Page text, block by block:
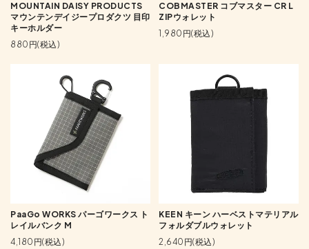
MOUNTAIN DAISY PRODUCTS
マウンテンデイジープロダクツ 目印
キーホルダー
880円(税込)
COBMASTER コブマスター CR L
ZIPウォレット
1,980円(税込)
PaaGo WORKS パーゴワークス ト
レイルバンク M
4,180円(税込)
KEEN キーン ハーベストマテリアル
フォルダブルウォレット
2,640円(税込)